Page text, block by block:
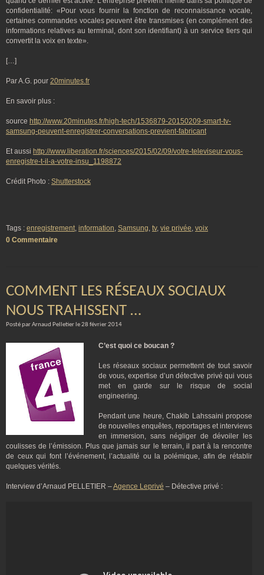
confidentialité: «Pour vous fournir la fonction de reconnaissance vocale,
certaines commandes vocales peuvent être transmises (en complément des
informations relatives au terminal, dont son identifiant) à un service tiers qui
convertit la voix en texte».
[…]
Par A.G. pour 20minutes.fr
En savoir plus :
source http://www.20minutes.fr/high-tech/1536879-20150209-smart-tv-
samsung-peuvent-enregistrer-conversations-previent-fabricant
Et aussi http://www.liberation.fr/sciences/2015/02/09/votre-televiseur-vous-
enregistre-t-il-a-votre-insu_1198872
Crédit Photo : Shutterstock
Tags : enregistrement, information, Samsung, tv, vie privée, voix
0 Commentaire
COMMENT LES RÉSEAUX SOCIAUX
NOUS TRAHISSENT …
Posté par Arnaud Pelletier le 28 février 2014
C’est quoi ce boucan ?
Les réseaux sociaux permettent de tout savoir
de vous, expertise d’un détective privé qui vous
met en garde sur le risque de social
engineering.
Pendant une heure, Chakib Lahssaini propose
de nouvelles enquêtes, reportages et interviews
en immersion, sans négliger de dévoiler les
coulisses de l’émission. Plus que jamais sur le terrain, il part à la rencontre
de ceux qui font l’événement, l’actualité ou la polémique, afin de rétablir
quelques vérités.
Interview d’Arnaud PELLETIER –Agence Leprivé – Détective privé :